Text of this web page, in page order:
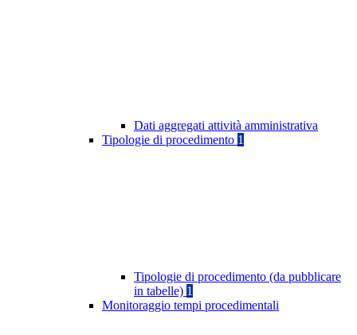
Dati aggregati attività amministrativa
Tipologie di procedimento 1
Tipologie di procedimento (da pubblicare
in tabelle) 1
Monitoraggio tempi procedimentali